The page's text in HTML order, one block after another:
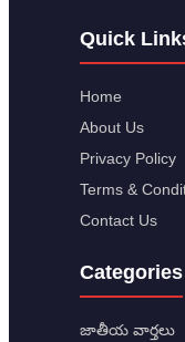
Quick
Home
About Us
Privacy Policy
Terms &
Contact Us
Categories
జాతీయ వార్తలు